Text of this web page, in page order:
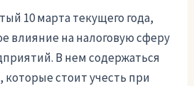
10 марта текущего года,
влияние на налоговую сферу
В нем содержаться
стоит учесть при